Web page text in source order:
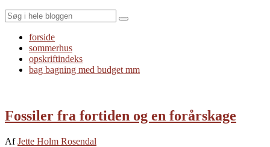
Search
forside
sommerhus
opskriftindeks
bag bagning med budget mm
Fossiler fra fortiden og en forårskage
AfJette Holm Rosendal